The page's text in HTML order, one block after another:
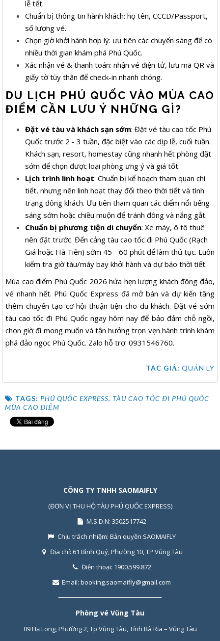
lễ tết.
Chuẩn bị thông tin hành khách: họ tên, CCCD/Passport,
số lượng vé.
Chọn giờ khởi hành hợp lý: ưu tiên các chuyến sáng để có
nhiều thời gian khám phá Phú Quốc.
Xác nhận vé & thanh toán: nhận vé điện tử, lưu mã QR và
giấy tờ tùy thân để check-in nhanh chóng.
DU LỊCH PHÚ QUỐC VÀO MÙA CAO
ĐIỂM CẦN LƯU Ý NHỮNG GÌ?
Đặt vé tàu và khách sạn sớm: Đặt vé tàu cao tốc Phú
Quốc trước 2 - 3 tuần, đặc biệt vào các dịp lễ, cuối tuần.
Khách sạn, resort, homestay cũng nhanh hết phòng đặt
sớm để chọn được loại phòng ưng ý và giá tốt.
Lịch trình linh hoạt: Chuẩn bị kế hoạch tham quan chi
tiết, nhưng nên linh hoạt thay đổi theo thời tiết và tình
trạng đông khách. Ưu tiên tham quan các điểm nổi tiếng
sáng sớm hoặc chiều muộn để tránh đông và nắng gắt.
Chuẩn bị phương tiện di chuyển: Xe máy, ô tô thuê
nên đặt trước. Đến cảng tàu cao tốc đi Phú Quốc (Rạch
Giá hoặc Hà Tiên) sớm 45 - 60 phút để làm thủ tục. Luôn
kiểm tra giờ tàu/máy bay khởi hành và dự báo thời tiết.
Mùa cao điểm Phú Quốc 2026 hứa hẹn lượng khách đông đảo,
vé nhanh hết. Phú Quốc Express đã mở bán và dự kiến tăng
thêm chuyến tạo cơ hội thuận tiện cho du khách. Đặt vé sớm
tàu cao tốc đi Phú Quốc ngay hôm nay để bảo đảm chỗ ngồi,
chọn giờ đi mong muốn và tận hưởng trọn vẹn hành trình khám
phá đảo ngọc Phú Quốc. Zalo hỗ trợ: 0931546760.
TÁC GIẢ: QUẢN LÝ
TAGS: PHÚ QUỐC EXPRESS, TÀU CAO TỐC ĐI PHÚ QUỐC
MÙA CAO ĐIỂM
CÔNG TY TNHH SAOMAIFLY
(ĐƠN VỊ THU HỘ TÀU PHÚ QUỐC EXPRESS)
M.S.D.N: 3502517742
Chịu trách nhiệm: Bản quyền SAOMAIFLY
Địa chỉ: 61 Bình Quý, Phường 10, TP Vũng Tàu
Điện thoại: 1900.599.872
Email: booking.saomaifly@gmail.com
Phòng vé Vũng Tàu
09 Hạ Long, Phường 2, Tp Vũng Tàu, Tỉnh Bà Rịa – Vũng Tàu